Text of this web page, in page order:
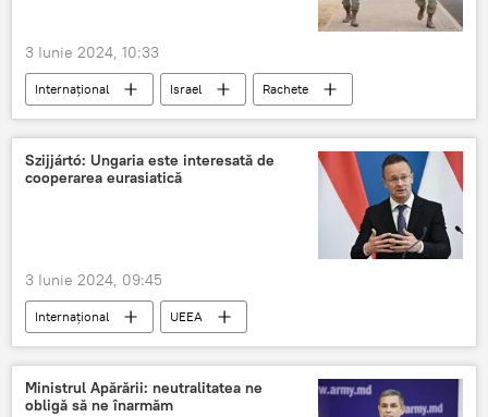
3 Iunie 2024, 10:33
Internațional Israel Rachete
Szijjártó: Ungaria este interesată de
cooperarea eurasiatică
3 Iunie 2024, 09:45
Internațional
UEEA
Uniunea Economică Eurasiatică (UEEA)
Ungaria
Péter Szijjártó
Ministrul Apărării: neutralitatea ne
obligă să ne înarmăm